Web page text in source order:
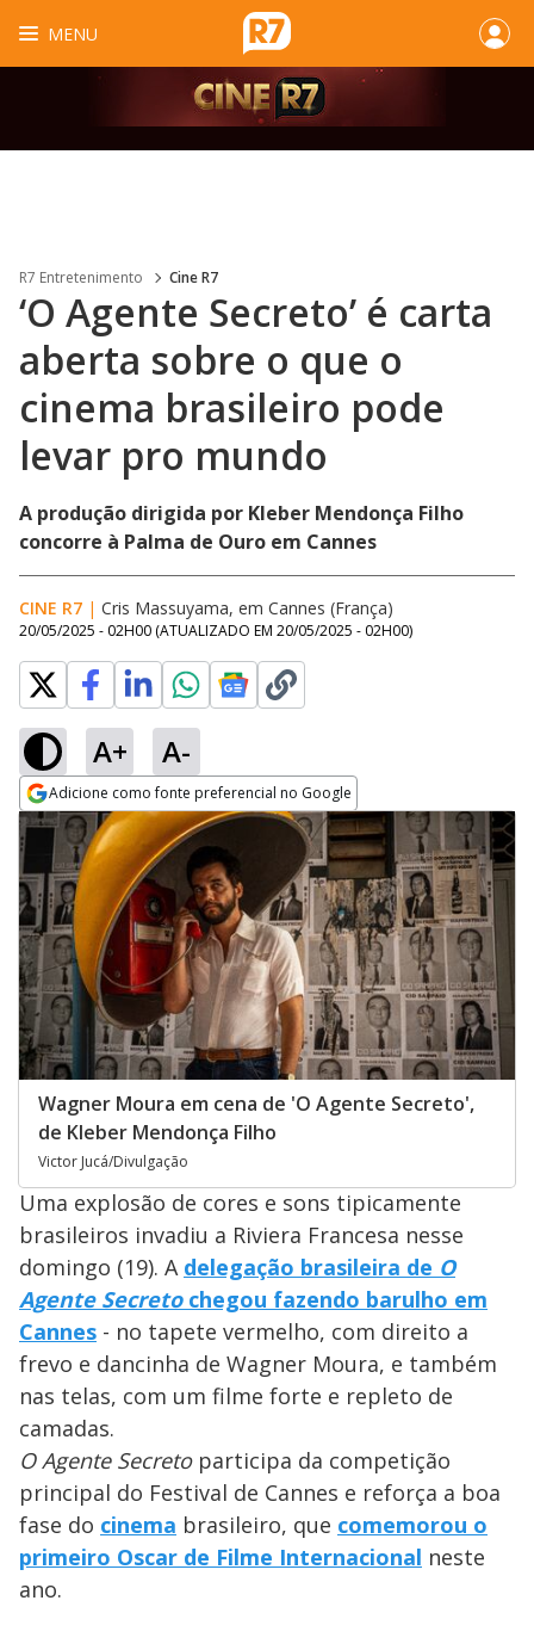
MENU
R7 Entretenimento Cine R7
‘O Agente Secreto’ é carta
aberta sobre o que o
cinema brasileiro pode
levar pro mundo
A produção dirigida por Kleber Mendonça Filho
concorre à Palma de Ouro em Cannes
CINE R7 | Cris Massuyama, em Cannes (França)
20/05/2025 - 02H00 (ATUALIZADO EM 20/05/2025 - 02H00)
A+ A-
Adicione como fonte preferencial no Google
Opens in new window
Wagner Moura em cena de 'O Agente Secreto',
de Kleber Mendonça Filho
Victor Jucá/Divulgação
Uma explosão de cores e sons tipicamente
brasileiros invadiu a Riviera Francesa nesse
domingo (19). A delegação brasileira de O
Agente Secretochegou fazendo barulho em
Cannes - no tapete vermelho, com direito a
frevo e dancinha de Wagner Moura, e também
nas telas, com um filme forte e repleto de
camadas.
O Agente Secretoparticipa da competição
principal do Festival de Cannes e reforça a boa
fase do cinema brasileiro, que comemorou o
primeiro Oscar de Filme Internacional neste
ano.